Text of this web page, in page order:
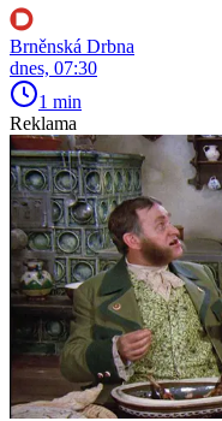
Brněnská Drbna
dnes, 07:30
1 min
Reklama